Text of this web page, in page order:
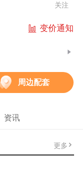
变价通知
周边配套
关注
资讯
更多